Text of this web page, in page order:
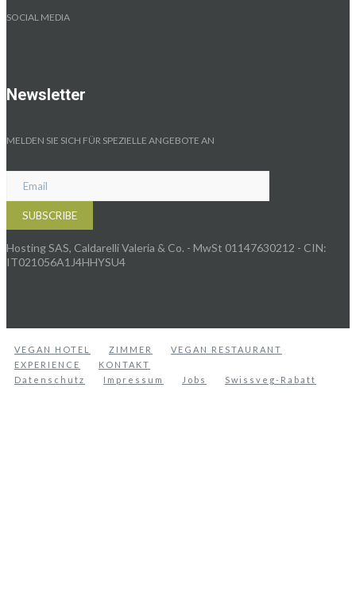
SOCIAL MEDIA
Newsletter
MELDEN SIE SICH FÜR SPEZIELLE ANGEBOTE AN
Hosting SAS, Caldarelli Valeria & Co. - MwSt 01147630212 - CIN:
IT021056A1J4HHYSU4
VEGAN HOTEL ZIMMER
VEGAN RESTAURANT
EXPERIENCE
KONTAKT
Datenschutz
Impressum Jobs Swissveg-Rabatt